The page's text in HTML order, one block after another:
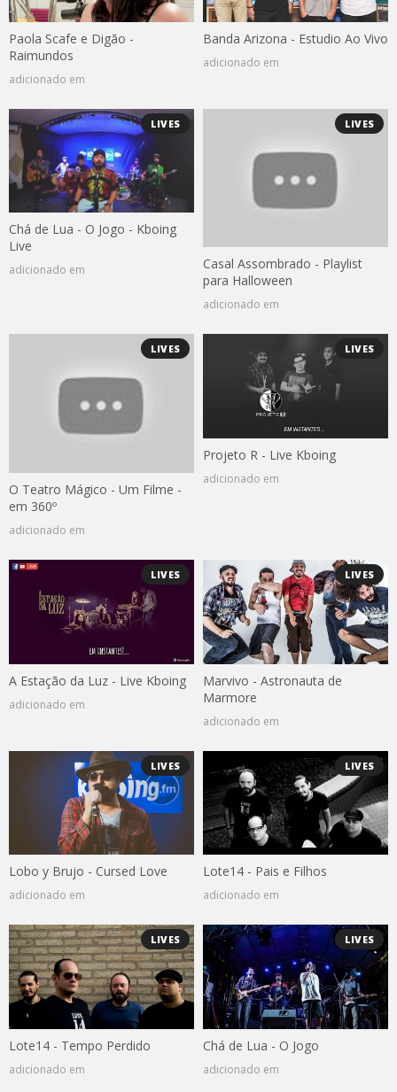
Paola Scafe e Digão -
Raimundos
adicionado em
Banda Arizona - Estudio Ao Vivo
adicionado em
LIVES
Chá de Lua - O Jogo - Kboing
Live
adicionado em
LIVES
Casal Assombrado - Playlist
para Halloween
adicionado em
LIVES
O Teatro Mágico - Um Filme -
em 360º
adicionado em
LIVES
Projeto R - Live Kboing
adicionado em
LIVES
A Estação da Luz - Live Kboing
adicionado em
LIVES
Marvivo - Astronauta de
Marmore
adicionado em
LIVES
Lobo y Brujo - Cursed Love
adicionado em
LIVES
Lote14 - Pais e Filhos
adicionado em
LIVES
Lote14 - Tempo Perdido
adicionado em
LIVES
Chá de Lua - O Jogo
adicionado em